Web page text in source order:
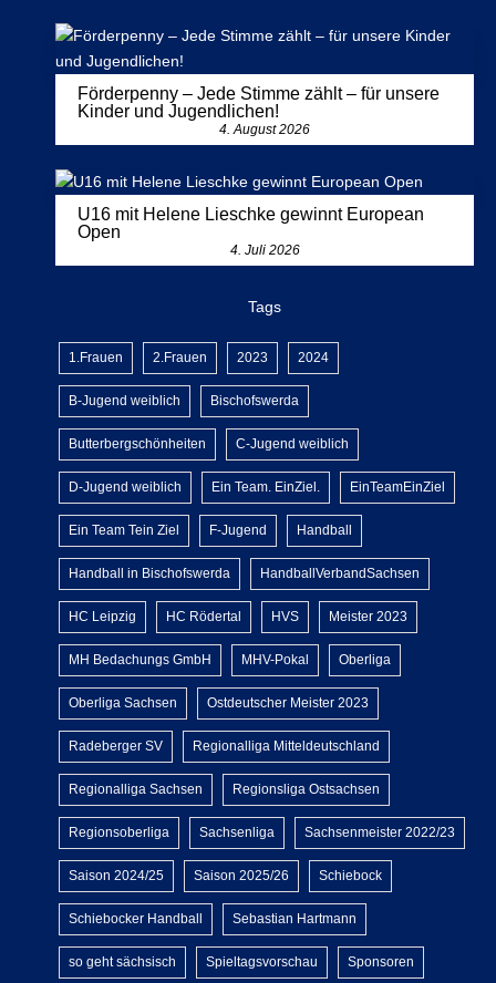
Förderpenny – Jede Stimme zählt – für unsere
Kinder und Jugendlichen!
4. August 2026
U16 mit Helene Lieschke gewinnt European
Open
4. Juli 2026
Tags
1.Frauen 2.Frauen 2023 2024
B-Jugend weiblich Bischofswerda
Butterbergschönheiten C-Jugend weiblich
D-Jugend weiblich Ein Team. EinZiel. EinTeamEinZiel
Ein Team Tein Ziel F-Jugend Handball
Handball in Bischofswerda HandballVerbandSachsen
HC Leipzig HC Rödertal HVS Meister 2023
MH Bedachungs GmbH MHV-Pokal Oberliga
Oberliga Sachsen Ostdeutscher Meister 2023
Radeberger SV Regionalliga Mitteldeutschland
Regionalliga Sachsen Regionsliga Ostsachsen
Regionsoberliga Sachsenliga Sachsenmeister 2022/23
Saison 2024/25 Saison 2025/26 Schiebock
Schiebocker Handball Sebastian Hartmann
so geht sächsisch Spieltagsvorschau Sponsoren